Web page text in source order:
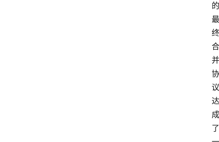
的
最
终
合
并
协
议
达
成
了